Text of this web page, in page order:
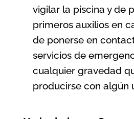
vigilar la piscina y de
primeros auxilios en
de ponerse en
servicios de
cualquier gravedad
producirse con algún